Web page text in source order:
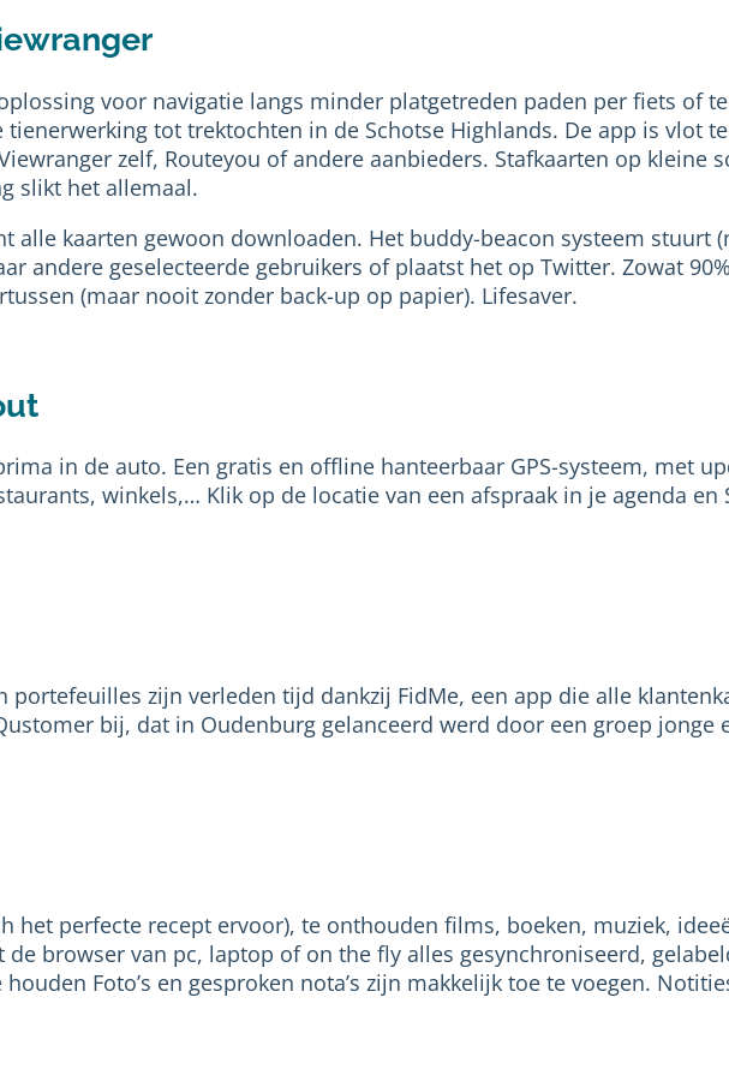
voor navigatie langs minder platgetreden paden per fiets of
tienerwerking tot trektochten in de Schotse Highlands. De app is vlot
zelf, Routeyou of andere aanbieders. Stafkaarten op kleine
slikt het allemaal.
alle kaarten gewoon downloaden. Het buddy-beacon systeem stuurt
andere geselecteerde gebruikers of plaatst het op Twitter. Zowat
(maar nooit zonder back-up op papier). Lifesaver.
in de auto. Een gratis en offline hanteerbaar GPS-systeem, met
winkels,… Klik op de locatie van een afspraak in je agenda
portefeuilles zijn verleden tijd dankzij FidMe, een app die alle
bij, dat in Oudenburg gelanceerd werd door een groep jonge
het perfecte recept ervoor), te onthouden films, boeken, muziek,
de browser van pc, laptop of on the fly alles gesynchroniseerd,
Foto’s en gesproken nota’s zijn makkelijk toe te voegen.